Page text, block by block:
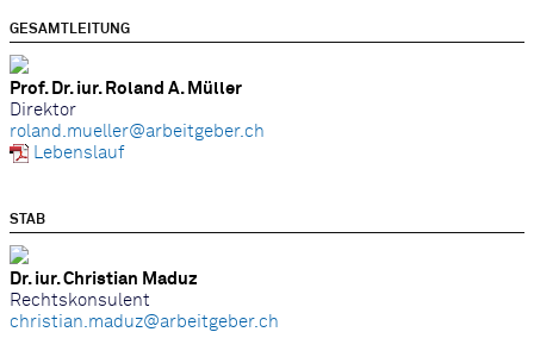
GESAMTLEITUNG
Prof. Dr. iur. Roland A. Müller
Direktor
roland.mueller@arbeitgeber.ch
Lebenslauf
STAB
Dr. iur. Christian Maduz
Rechtskonsulent
christian.maduz@arbeitgeber.ch